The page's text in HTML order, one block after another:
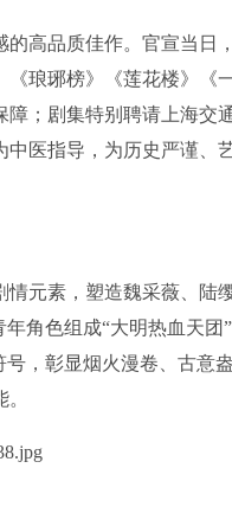
高品质佳作。官宣当日
琅琊榜》《莲花楼》《
；剧集特别聘请上海交
医指导，为历史严谨、
元素，塑造魏采薇、陆
角色组成“大明热血天团
，彰显烟火漫卷、古意